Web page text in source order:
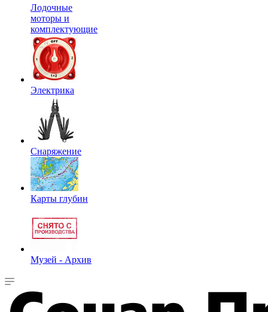
Лодочные
моторы и
комплектующие
Электрика
Снаряжение
Карты глубин
Музей - Архив